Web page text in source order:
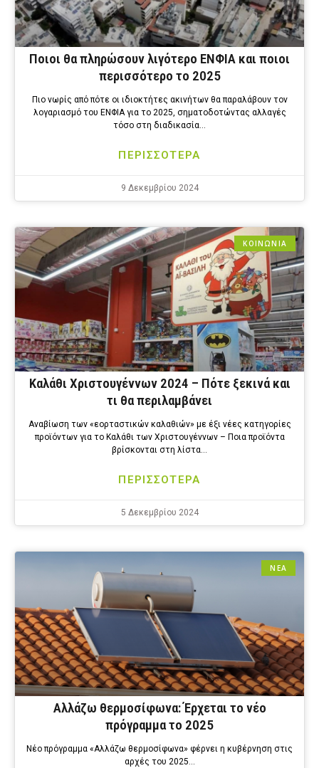
Ποιοι θα πληρώσουν λιγότερο ΕΝΦΙΑ και ποιοι
περισσότερο το 2025
Πιο νωρίς από πότε οι ιδιοκτήτες ακινήτων θα παραλάβουν τον
λογαριασμό του ΕΝΦΙΑ για το 2025, σηματοδοτώντας αλλαγές
τόσο στη διαδικασία…
ΠΕΡΙΣΣΟΤΕΡΑ
9 Δεκεμβρίου 2024
ΚΟΙΝΩΝΙΑ
Καλάθι Χριστουγέννων 2024 – Πότε ξεκινά και
τι θα περιλαμβάνει
Αναβίωση των «εορταστικών καλαθιών» με έξι νέες κατηγορίες
προϊόντων για το Καλάθι των Χριστουγέννων – Ποια προϊόντα
βρίσκονται στη λίστα…
ΠΕΡΙΣΣΟΤΕΡΑ
5 Δεκεμβρίου 2024
ΝΕΑ
Αλλάζω θερμοσίφωνα: Έρχεται το νέο
πρόγραμμα το 2025
Νέο πρόγραμμα «Αλλάζω θερμοσίφωνα» φέρνει η κυβέρνηση στις
αρχές του 2025…